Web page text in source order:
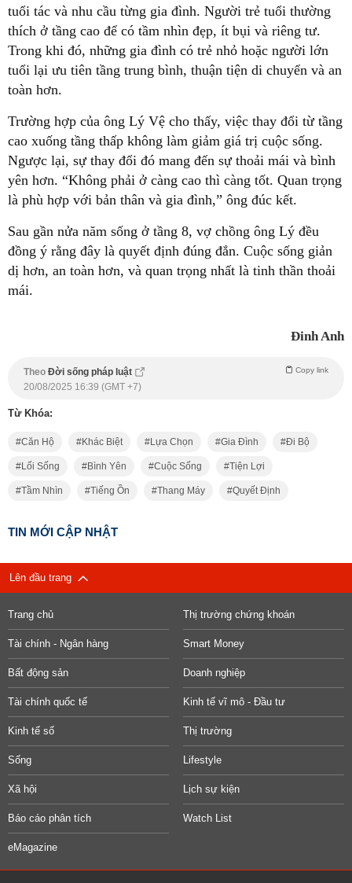
tuổi tác và nhu cầu từng gia đình. Người trẻ tuổi thường
thích ở tầng cao để có tầm nhìn đẹp, ít bụi và riêng tư.
Trong khi đó, những gia đình có trẻ nhỏ hoặc người lớn
tuổi lại ưu tiên tầng trung bình, thuận tiện di chuyển và an
toàn hơn.
Trường hợp của ông Lý Vệ cho thấy, việc thay đổi từ tầng
cao xuống tầng thấp không làm giảm giá trị cuộc sống.
Ngược lại, sự thay đổi đó mang đến sự thoải mái và bình
yên hơn. “Không phải ở càng cao thì càng tốt. Quan trọng
là phù hợp với bản thân và gia đình,” ông đúc kết.
Sau gần nửa năm sống ở tầng 8, vợ chồng ông Lý đều
đồng ý rằng đây là quyết định đúng đắn. Cuộc sống giản
dị hơn, an toàn hơn, và quan trọng nhất là tinh thần thoải
mái.
Đinh Anh
Theo Đời sống pháp luật Copy link
20/08/2025 16:39 (GMT +7)
Từ Khóa:
Căn Hộ Khác Biệt Lựa Chọn Gia Đình Đi Bộ
Lối Sống Bình Yên Cuộc Sống Tiện Lợi
Tầm Nhìn Tiếng Ồn Thang Máy Quyết Định
TIN MỚI CẬP NHẬT
Lên đầu trang
Trang chủ Thị trường chứng khoán
Tài chính - Ngân hàng Smart Money
Bất động sản Doanh nghiệp
Tài chính quốc tế Kinh tế vĩ mô - Đầu tư
Kinh tế số Thị trường
Sống Lifestyle
Xã hội Lịch sự kiện
Báo cáo phân tích Watch List
eMagazine